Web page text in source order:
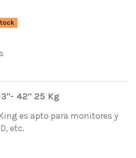
42" 25 Kg
es apto para monitores y
etc.